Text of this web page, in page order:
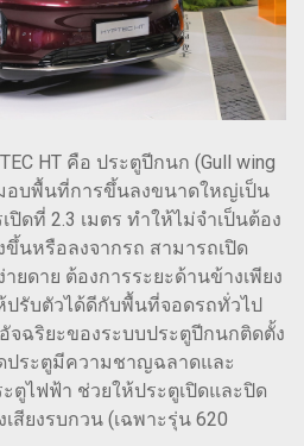
HT คือ ประตูปีกนก (Gull wing
อบพื้นที่การขึ้นลงขนาดใหญ่เป็น
ดที่ 2.3 เมตร ทำให้ไม่จำเป็นต้อง
นหรือลงจากรถ สามารถเปิด
ยดาย ต้องการระยะด้านข้างเพียง
ปรับตัวได้ดีกับพื้นที่จอดรถทั่วไป
จฉริยะของระบบประตูปีกนกติดตั้ง
ดประตูมีความชาญฉลาดและ
ตูไฟฟ้า ช่วยให้ประตูเปิดและปิด
สียงรบกวน (เฉพาะรุ่น 620